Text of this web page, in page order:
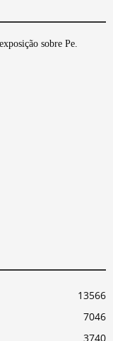
sobre Pe.
13566
7046
3740